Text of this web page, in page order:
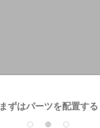
まずはパーツを配置する